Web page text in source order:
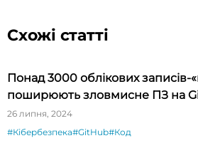
Схожі статті
Понад 3000 облікових записів-
поширюють зловмисне ПЗ на
26 липня, 2024
#Кібербезпека#GitHub#Код